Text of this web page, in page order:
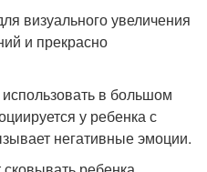
визуального увеличения
и прекрасно
в большом
у ребенка с
негативные эмоции.